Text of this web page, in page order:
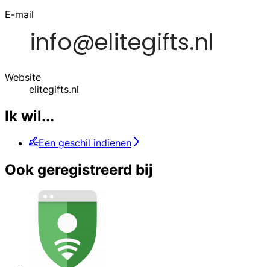
E-mail
Website
elitegifts.nl
Ik wil...
Een geschil indienen
Ook geregistreerd bij